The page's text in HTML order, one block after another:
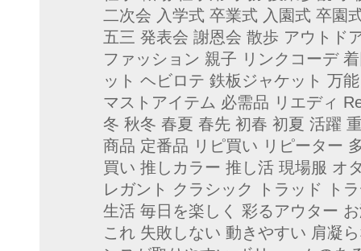
二次会 入学式 卒業式 入園式 卒園
五三 発表会 謝恩会 散歩 アウトド
ファッション 親子 リンクコーデ
ット ヘビロテ 鉄板ジャケット 万
マストアイテム 必需品 リエディ
冬 秋冬 春夏 春先 初春 初夏 活躍
商品 定番品 リピ買い リピーター
買い 推しカラー 推し活 現場服 オ
レガント クラシック トラッド ト
生活 毎日を楽しく 彩るアウター
これ 失敗しない 動きやすい 肩凝